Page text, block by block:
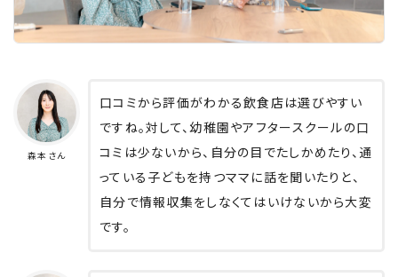
森本さん
口コミから評価がわかる飲食店は選びやすい
ですね。対して、幼稚園やアフタースクールの口
コミは少ないから、自分の目でたしかめたり、通
っている子どもを持つママに話を聞いたりと、
自分で情報収集をしなくてはいけないから大変
です。